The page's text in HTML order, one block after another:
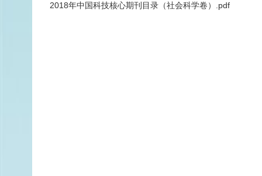
2018年中国科技核心期刊目录（社会科学卷）.pdf